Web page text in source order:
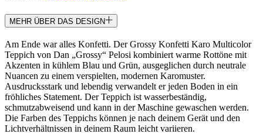
MEHR ÜBER DAS DESIGN
Am Ende war alles Konfetti. Der Grossy Konfetti Karo Multicolor
Teppich von Dan „Grossy“ Pelosi kombiniert warme Rottöne mit
Akzenten in kühlem Blau und Grün, ausgeglichen durch neutrale
Nuancen zu einem verspielten, modernen Karomuster.
Ausdrucksstark und lebendig verwandelt er jeden Boden in ein
fröhliches Statement. Der Teppich ist wasserbeständig,
schmutzabweisend und kann in der Maschine gewaschen werden.
Die Farben des Teppichs können je nach deinem Gerät und den
Lichtverhältnissen in deinem Raum leicht variieren.